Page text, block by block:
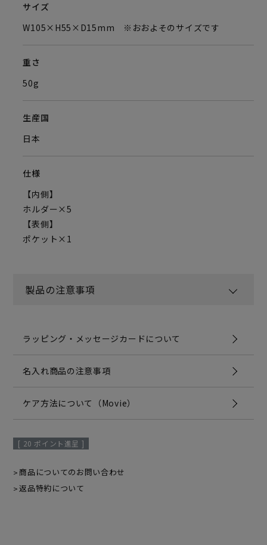
サイズ
W105×H55×D15mm ※おおよそのサイズです
重さ
50g
生産国
日本
仕様
【内側】
ホルダー×5
【表側】
ポケット×1
製品の注意事項
ラッピング・メッセージカードについて
名入れ商品の注意事項
ケア方法について（Movie）
[ 20 ポイント進呈 ]
商品についてのお問い合わせ
返品特約について